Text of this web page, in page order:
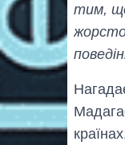
тим, що